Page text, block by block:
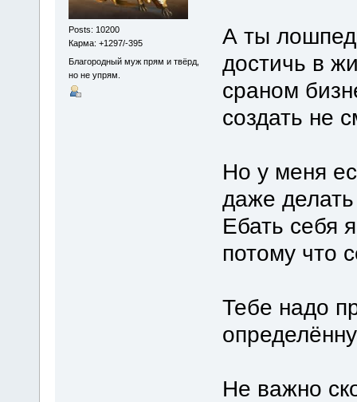
Posts: 10200
Карма: +1297/-395
Благородный муж прям и твёрд,
но не упрям.
А ты лошпед
достичь в
сраном
создать не
Но у меня
даже
Ебать себя
потому что
Тебе надо
Не важно